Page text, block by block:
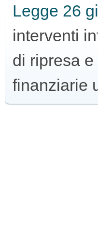
Legge 26
interventi
di ripresa
finanziarie